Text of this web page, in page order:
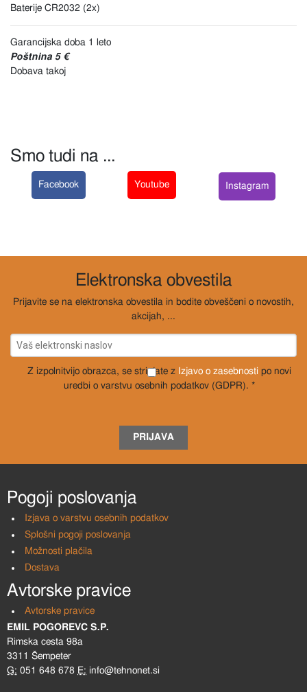
Smo tudi na ...
Facebook Youtube Instagram
Baterije CR2032 (2x)
Garancijska doba 1 leto
Poštnina 5 €
Dobava takoj
Elektronska obvestila
Prijavite se na elektronska obvestila in bodite obveščeni o novostih,
akcijah, ...
Z izpolnitvijo obrazca, se strinjate z Izjavo o zasebnosti po novi
uredbi o varstvu osebnih podatkov (GDPR). *
PRIJAVA
Pogoji poslovanja
Izjava o varstvu osebnih podatkov
Splošni pogoji poslovanja
Možnosti plačila
Dostava
Avtorske pravice
Avtorske pravice
EMIL POGOREVC S.P.
Rimska cesta 98a
3311 Šempeter
G: 051 648 678 E: info@tehnonet.si